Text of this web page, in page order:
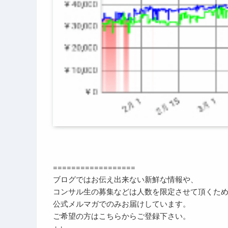
==================
ブログではお伝え出来ない新鮮な情報や、
コンサル生の募集などは人数を限定させて頂くため
公式メルマガでのみお届けしています。
ご希望の方はこちらからご登録下さい。